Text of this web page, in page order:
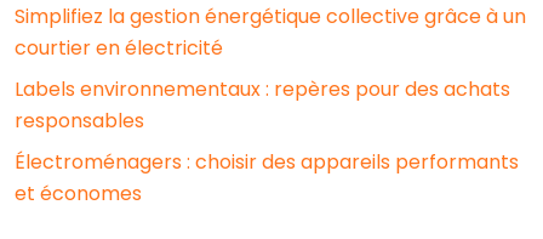
Simplifiez la gestion énergétique collective grâce à un
courtier en électricité
Labels environnementaux : repères pour des achats
responsables
Électroménagers : choisir des appareils performants
et économes